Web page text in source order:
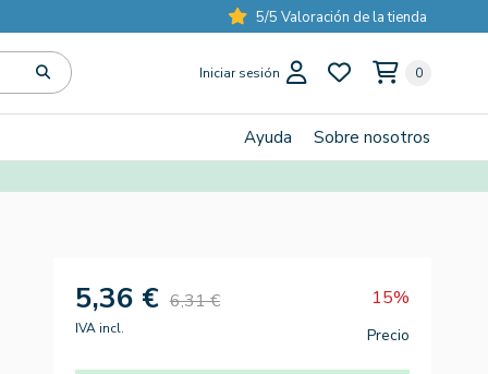
5/5 Valoración de la tienda
Iniciar sesión 0
Ayuda Sobre nosotros
5,36 € 6,31 € 15%
IVA incl. Precio